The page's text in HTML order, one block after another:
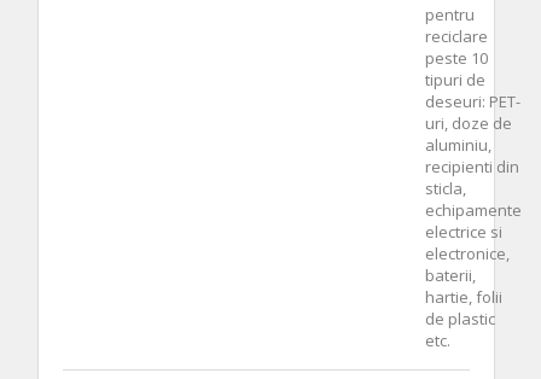
pentru
reciclare
peste 10
tipuri de
deseuri: PET-
uri, doze de
aluminiu,
recipienti din
sticla,
echipamente
electrice si
electronice,
baterii,
hartie, folii
de plastic
etc.